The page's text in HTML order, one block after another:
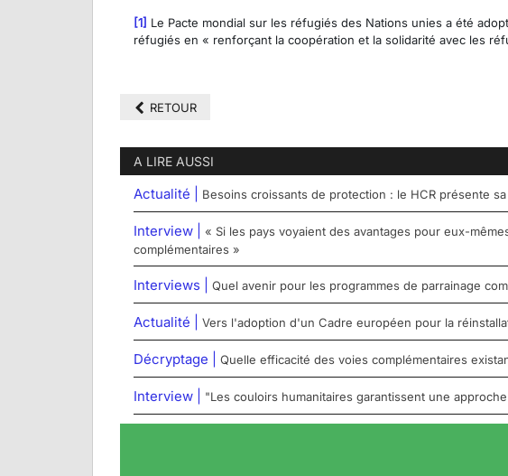
[1] Le Pacte mondial sur les réfugiés des Nations unies a été
réfugiés en « renforçant la coopération et la solidarité avec les
RETOUR
A LIRE AUSSI
Actualité | Besoins croissants de protection : le HCR présente
Interview |
« Si les pays voyaient des avantages pour eux-
complémentaires »
Interviews | Quel avenir pour les programmes de parrainage
Actualité | Vers l'adoption d'un Cadre européen pour la
Décryptage | Quelle efficacité des voies complémentaires
Interview | "Les couloirs humanitaires garantissent une